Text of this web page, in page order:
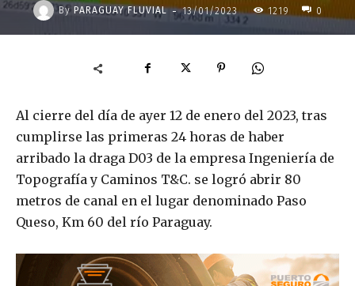
By PARAGUAY FLUVIAL - 13/01/2023 1219 0
Al cierre del día de ayer 12 de enero del 2023, tras
cumplirse las primeras 24 horas de haber
arribado la draga D03 de la empresa Ingeniería de
Topografía y Caminos T&C. se logró abrir 80
metros de canal en el lugar denominado Paso
Queso, Km 60 del río Paraguay.